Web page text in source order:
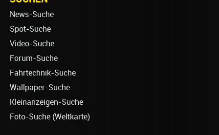
News-Suche
Spot-Suche
Video-Suche
Forum-Suche
Fahrtechnik-Suche
Wallpaper-Suche
Kleinanzeigen-Suche
Foto-Suche (Weltkarte)